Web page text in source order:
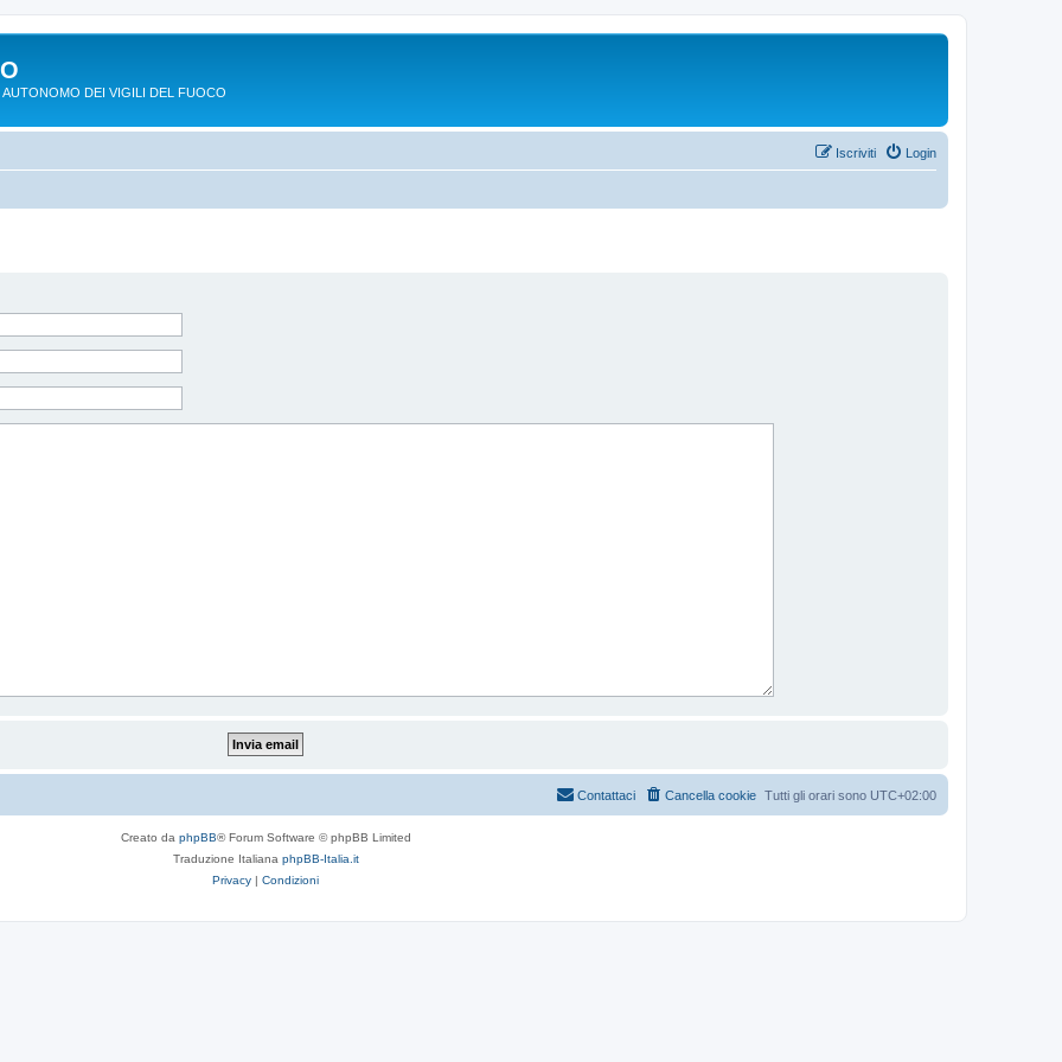
DEI VIGILI DEL FUOCO
Login
Iscriviti
Tutti gli orari sono UTC+02:00
Cancella cookie
Contattaci
Creato da phpBB® Forum Software © phpBB Limited
Traduzione Italiana phpBB-Italia.it
Privacy | Condizioni